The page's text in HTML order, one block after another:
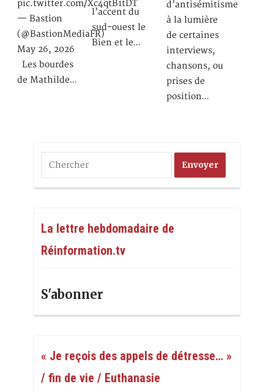
pic.twitter.com/Xc4qtB1tDT
— Bastion
(@BastionMediaFR)
May 26, 2026
Les bourdes
de Mathilde…
l’accent du
sud-ouest le
Bien et le…
d’antisémitisme
à la lumière
de certaines
interviews,
chansons, ou
prises de
position…
La lettre hebdomadaire de
Réinformation.tv
S'abonner
« Je reçois des appels de détresse… »
/ fin de vie / Euthanasie